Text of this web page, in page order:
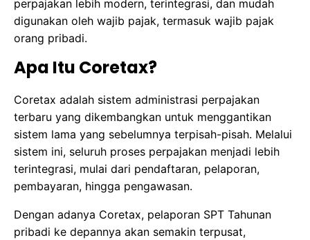
perpajakan lebih modern, terintegrasi, dan mudah
digunakan oleh wajib pajak, termasuk wajib pajak
orang pribadi.
Apa Itu Coretax?
Coretax adalah sistem administrasi perpajakan
terbaru yang dikembangkan untuk menggantikan
sistem lama yang sebelumnya terpisah-pisah. Melalui
sistem ini, seluruh proses perpajakan menjadi lebih
terintegrasi, mulai dari pendaftaran, pelaporan,
pembayaran, hingga pengawasan.
Dengan adanya Coretax, pelaporan SPT Tahunan
pribadi ke depannya akan semakin terpusat,